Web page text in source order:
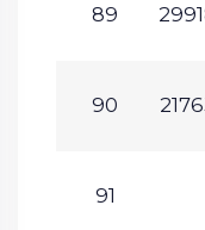
89
90
91